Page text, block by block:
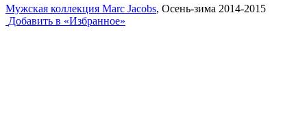
Мужская коллекция Marc Jacobs, Осень-зима 2014-2015
Добавить в «Избранное»